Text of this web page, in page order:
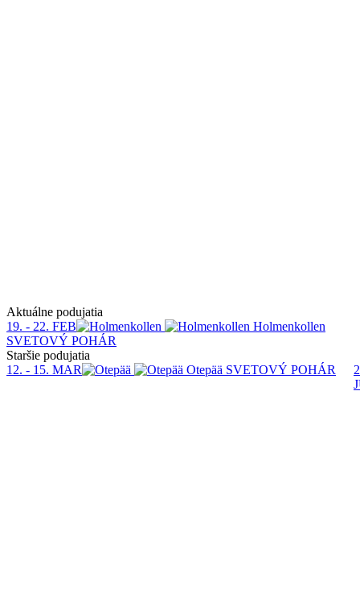
Aktuálne podujatia
19. - 22. FEB
Holmenkollen
SVETOVÝ POHÁR
Staršie podujatia
12. - 15. MAR
Otepää SVETOVÝ POHÁR